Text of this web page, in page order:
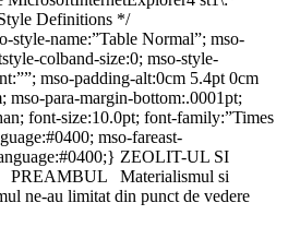
Definitions */
style-name:”Table Normal”; mso-
colband-size:0; mso-style-
mso-padding-alt:0cm 5.4pt 0cm
mso-para-margin-bottom:.0001pt;
font-size:10.0pt; font-family:”Times
mso-fareast-
ZEOLIT-UL SI
Materialismul si
ne-au limitat din punct de vedere